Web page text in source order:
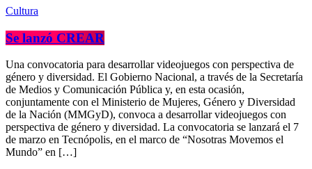
Cultura
Se lanzó CREAR
Una convocatoria para desarrollar videojuegos con perspectiva de
género y diversidad. El Gobierno Nacional, a través de la Secretaría
de Medios y Comunicación Pública y, en esta ocasión,
conjuntamente con el Ministerio de Mujeres, Género y Diversidad
de la Nación (MMGyD), convoca a desarrollar videojuegos con
perspectiva de género y diversidad. La convocatoria se lanzará el 7
de marzo en Tecnópolis, en el marco de “Nosotras Movemos el
Mundo” en […]